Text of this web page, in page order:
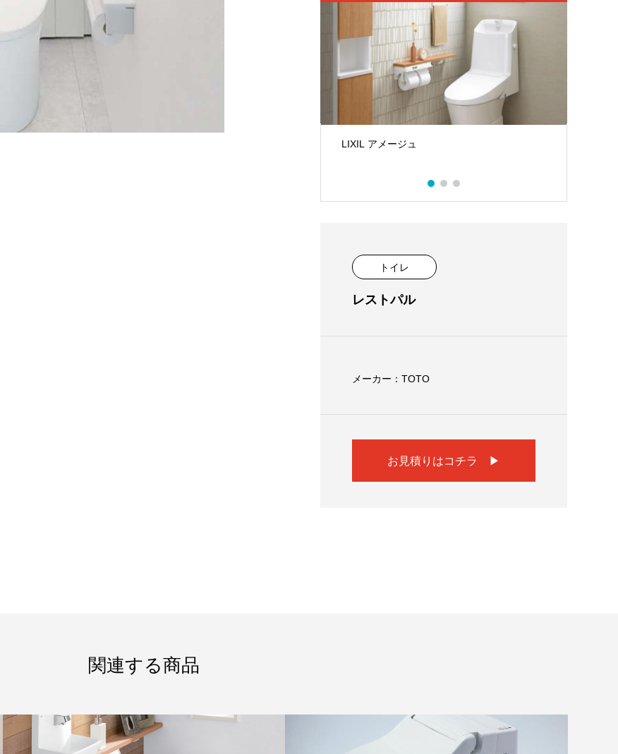
LIXIL アメージュ
トイレ
レストパル
メーカー：TOTO
お見積りはコチラ ▶
関連する商品